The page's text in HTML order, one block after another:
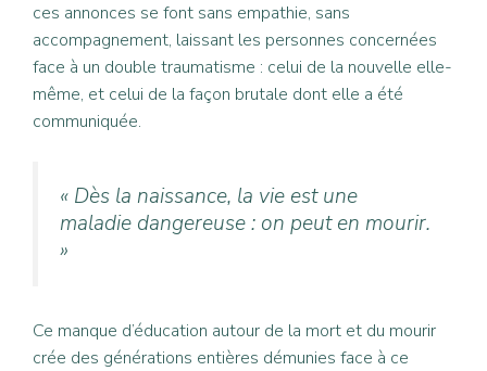
ces annonces se font sans empathie, sans
accompagnement, laissant les personnes concernées
face à un double traumatisme : celui de la nouvelle elle-
même, et celui de la façon brutale dont elle a été
communiquée.
« Dès la naissance, la vie est une
maladie dangereuse : on peut en mourir.
»
Ce manque d’éducation autour de la mort et du mourir
crée des générations entières démunies face à ce